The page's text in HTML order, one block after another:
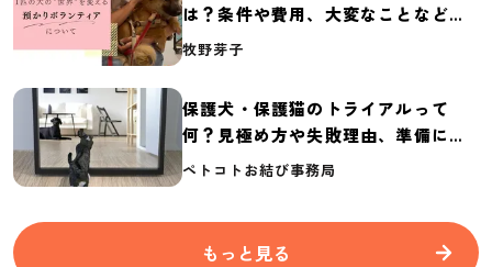
は？条件や費用、大変なことなど紹
介
牧野芽子
保護犬・保護猫のトライアルって
何？見極め方や失敗理由、準備に必
要なものを紹介
ペトコトお結び事務局
もっと見る